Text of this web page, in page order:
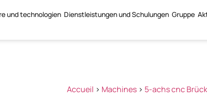
und technologien Dienstleistungen und Schulungen Gruppe
Accueil > Machines > 5-achs cnc